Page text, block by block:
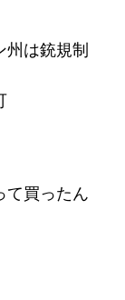
州は銃規制
て買ったん